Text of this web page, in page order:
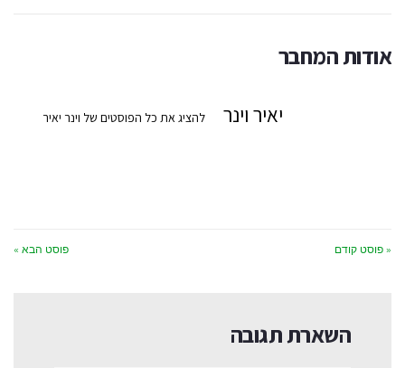
אודות המחבר
יאיר וינר להציג את כל הפוסטים של וינר יאיר
« פוסט קודם פוסט הבא »
השארת תגובה